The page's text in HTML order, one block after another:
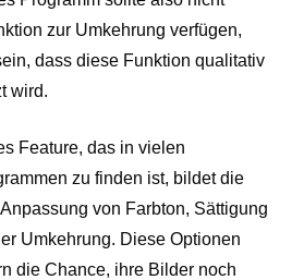
zur Umkehrung verfügen,
dass diese Funktion qualitativ
wird.
Feature, das in vielen
zu finden ist, bildet die
von Farbton, Sättigung
Umkehrung. Diese Optionen
die Chance, ihre Bilder noch